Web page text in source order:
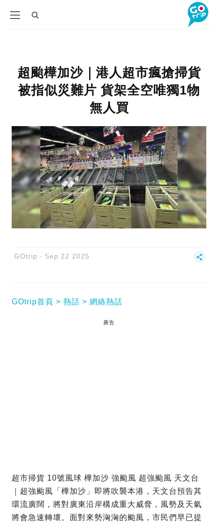
超颱樺加沙｜港人超市瘋搶掃貨
被指似災難片 貨架全空唯獨1物
無人買
GOtrip Sep 22 2025
GOtrip首頁 熱話 網絡熱話
廣告
超市掃貨 10號風球 樺加沙 強颱風 超強颱風 天文台
｜超強颱風「樺加沙」即將吹襲本港，天文台預告其
環流廣闊，將對廣東沿岸構成重大威脅，風勢及天氣
將會急速轉壞。面對來勢洶洶的颱風，市民們早已提